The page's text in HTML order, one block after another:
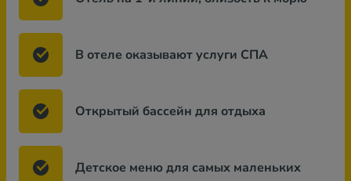
В отеле оказывают услуги СПА
Открытый бассейн для отдыха
Детское меню для самых маленьких